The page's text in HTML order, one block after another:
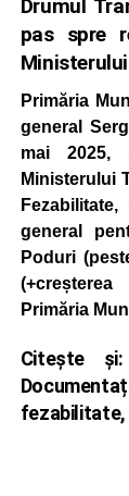
Drumul
pas spre
Primăria
general
mai 2025,
Ministerului
general
Poduri
Primăria
Citește
fezabilitate,